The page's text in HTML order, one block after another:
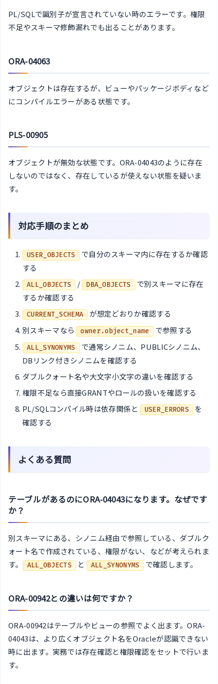
PL/SQLで識別子が宣言されていない時のエラーです。権限
不足やスキーマ修飾漏れでも出ることがあります。
ORA-04063
オブジェクトは存在するが、ビューやパッケージボディなど
にコンパイルエラーがある状態です。
PLS-00905
オブジェクトが無効な状態です。ORA-04043のように存在
しないのではなく、存在しているが使えない状態を疑いま
す。
対応手順のまとめ
USER_OBJECTS
で自分のスキーマ内に存在するか確認
する
ALL_OBJECTS / DBA_OBJECTS で別スキーマに存在
するか確認する
CURRENT_SCHEMA
が想定どおりか確認する
別スキーマなら owner.object_name で参照する
ALL_SYNONYMS
で通常シノニム、PUBLICシノニム、
DBリンク付きシノニムを確認する
ダブルクォート名や大文字小文字の違いを確認する
権限不足なら直接GRANTやロールの扱いを確認する
PL/SQLコンパイル時は依存関係と
USER_ERRORS
を
確認する
よくある質問
テーブルがあるのにORA-04043になります。なぜです
か？
別スキーマにある、シノニム経由で参照している、ダブルク
ォート名で作成されている、権限がない、などが考えられま
す。
ALL_OBJECTS と ALL_SYNONYMS で確認します。
ORA-00942との違いは何ですか？
ORA-00942はテーブルやビューの参照でよく出ます。ORA-
04043は、より広くオブジェクト名をOracleが認識できない
時に出ます。実務では存在確認と権限確認をセットで行いま
す。